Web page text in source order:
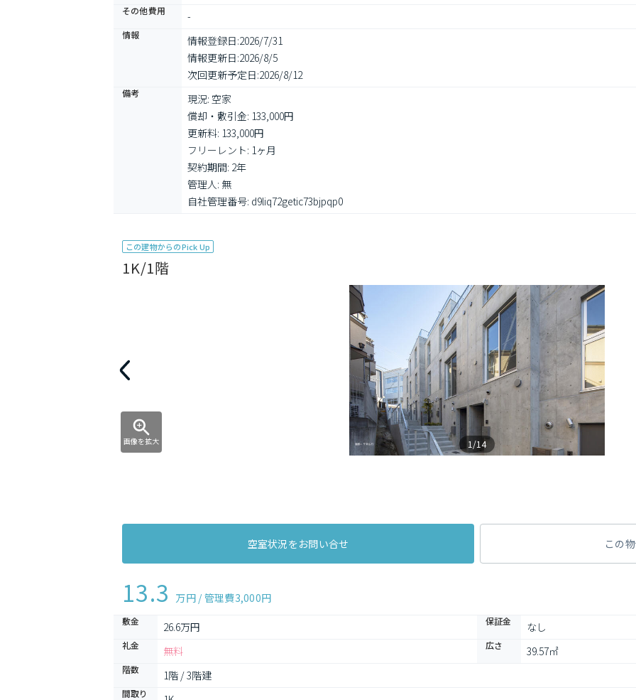
その他費用 -
情報 情報登録日:2026/7/31
情報更新日:2026/8/5
次回更新予定日:2026/8/12
備考
現況: 空家
償却・敷引金: 133,000円
更新料: 133,000円
フリーレント: 1ヶ月
契約期間: 2年
管理人: 無
自社管理番号: d9liq72getic73bjpqp0
この建物からのPick Up
1K/1階
画像を拡大 1/14
空室状況をお問い合せ この
13.3 万円 / 管理費3,000円
敷金 26.6万円 保証金 なし
礼金 無料 広さ 39.57㎡
階数 1階 / 3階建
間取り